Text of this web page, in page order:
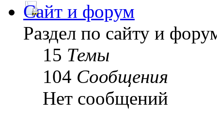
Сайт и форум
Раздел по сайту и
15 Темы
104 Сообщения
Нет сообщений